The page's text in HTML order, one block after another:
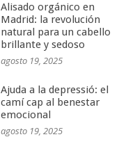
Alisado orgánico en
Madrid: la revolución
natural para un cabello
brillante y sedoso
agosto 19, 2025
Ajuda a la depressió: el
camí cap al benestar
emocional
agosto 19, 2025